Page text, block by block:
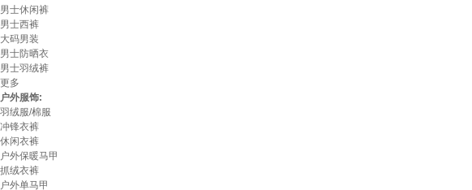
男士休闲裤
男士西裤
大码男装
男士防晒衣
男士羽绒裤
更多
户外服饰:
羽绒服/棉服
冲锋衣裤
休闲衣裤
户外保暖马甲
抓绒衣裤
户外单马甲